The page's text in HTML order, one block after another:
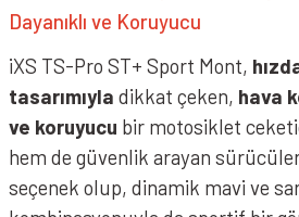
Dayanıklı ve Koruyucu
iXS TS-Pro ST+ Sport Mont,
tasarımıyla dikkat çeken, hava
ve koruyucu bir motosiklet
hem de güvenlik arayan
seçenek olup, dinamik mavi ve